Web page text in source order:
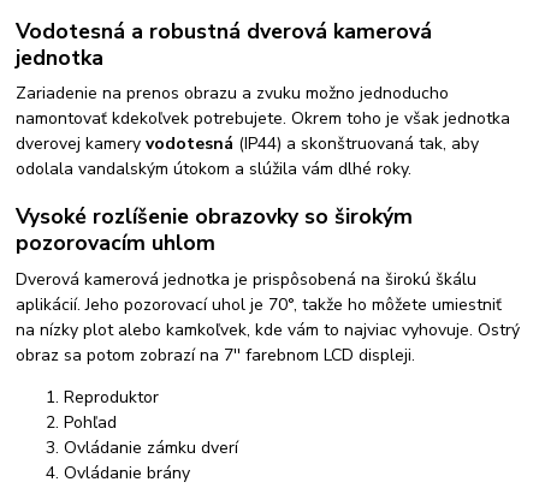
Vodotesná a robustná dverová kamerová
jednotka
Zariadenie na prenos obrazu a zvuku možno jednoducho
namontovať kdekoľvek potrebujete. Okrem toho je však jednotka
dverovej kameryvodotesná (IP44) a skonštruovaná tak, aby
odolala vandalským útokom a slúžila vám dlhé roky.
Vysoké rozlíšenie obrazovky so širokým
pozorovacím uhlom
Dverová kamerová jednotka je prispôsobená na širokú škálu
aplikácií. Jeho pozorovací uhol je 70°, takže ho môžete umiestniť
na nízky plot alebo kamkoľvek, kde vám to najviac vyhovuje. Ostrý
obraz sa potom zobrazí na 7'' farebnom LCD displeji.
Reproduktor
Pohľad
Ovládanie zámku dverí
Ovládanie brány